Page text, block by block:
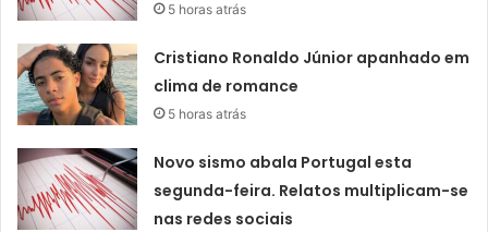
5 horas atrás
Cristiano Ronaldo Júnior apanhado em
clima de romance
5 horas atrás
Novo sismo abala Portugal esta
segunda-feira. Relatos multiplicam-se
nas redes sociais